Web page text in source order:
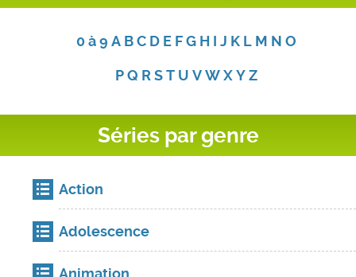
0 à 9 A B C D E F G H I J K L M N O
P Q R S T U V W X Y Z
Séries par genre
Action
Adolescence
Animation